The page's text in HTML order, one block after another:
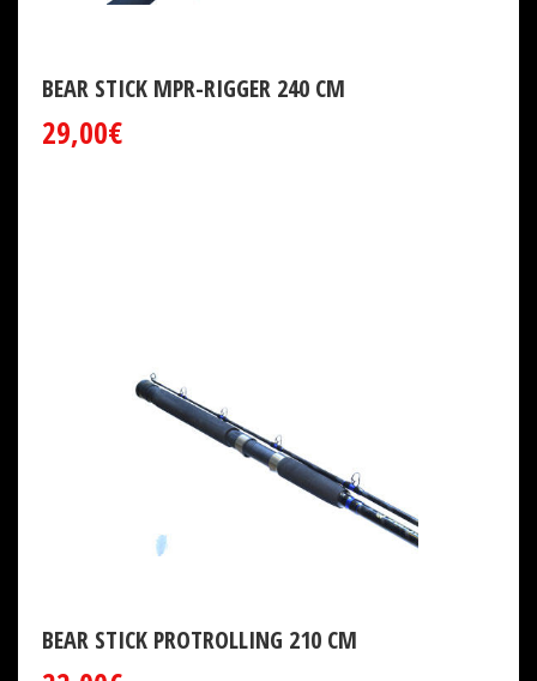
BEAR STICK MPR-RIGGER 240 CM
29,00€
BEAR STICK PROTROLLING 210 CM